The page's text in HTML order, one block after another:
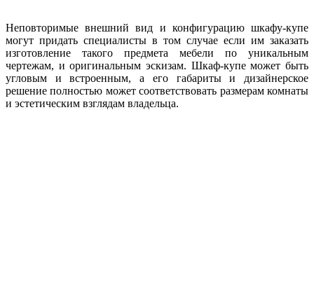
Неповторимые внешний вид и конфигурацию шкафу-купе
могут придать специалисты в том случае если им заказать
изготовление такого предмета мебели по уникальным
чертежам, и оригинальным эскизам. Шкаф-купе может быть
угловым и встроенным, а его габариты и дизайнерское
решение полностью может соответствовать размерам комнаты
и эстетическим взглядам владельца.